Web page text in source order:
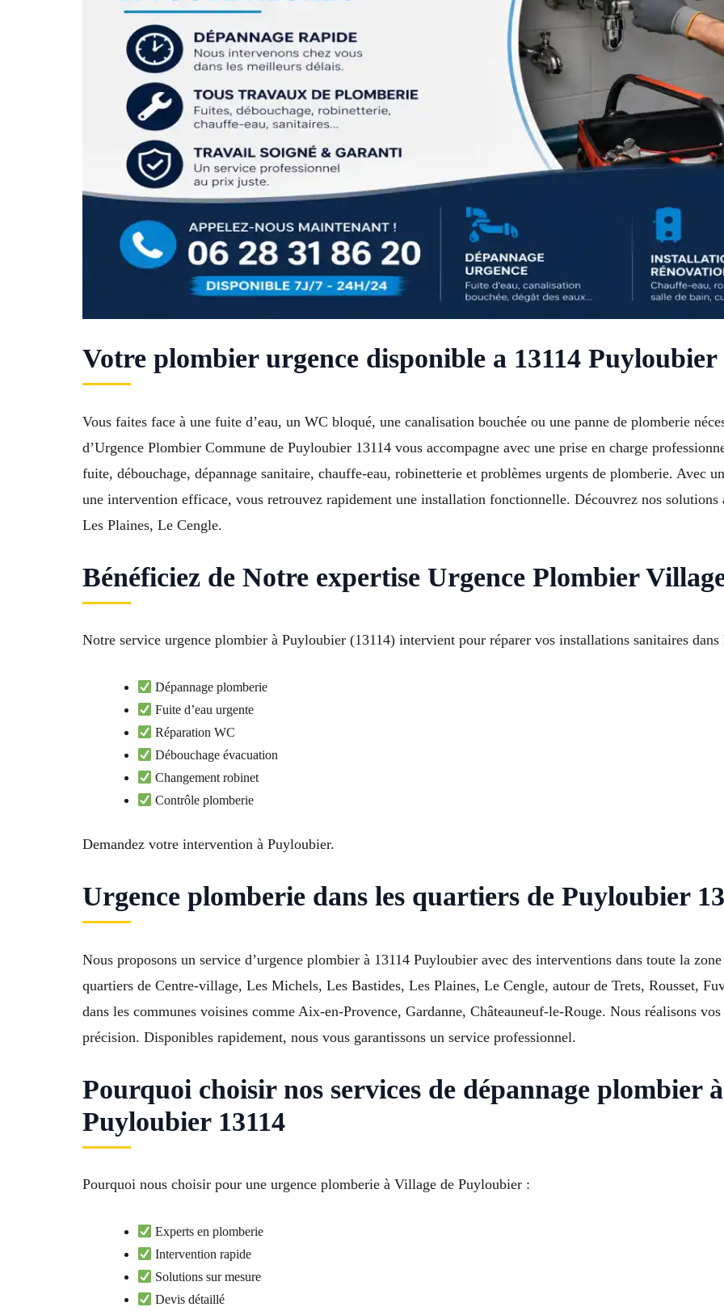
Votre plombier urgence disponible a 13114 Puyloubier
Vous faites face à une fuite d’eau, un WC bloqué, une canalisation bouchée ou une panne de plomberie
d’Urgence Plombier Commune de Puyloubier 13114 vous accompagne avec une prise en charge
fuite, débouchage, dépannage sanitaire, chauffe-eau, robinetterie et problèmes urgents de plomberie. Avec
une intervention efficace, vous retrouvez rapidement une installation fonctionnelle. Découvrez nos
Les Plaines, Le Cengle.
Bénéficiez de Notre expertise Urgence Plombier
Notre service urgence plombier à Puyloubier (13114) intervient pour réparer vos installations sanitaires
Dépannage plomberie
Fuite d’eau urgente
Réparation WC
Débouchage évacuation
Changement robinet
Contrôle plomberie
Demandez votre intervention à Puyloubier.
Urgence plomberie dans les quartiers de Puyloubier
Nous proposons un service d’urgence plombier à 13114 Puyloubier avec des interventions dans toute la
quartiers de Centre-village, Les Michels, Les Bastides, Les Plaines, Le Cengle, autour de Trets, Rousset,
dans les communes voisines comme Aix-en-Provence, Gardanne, Châteauneuf-le-Rouge. Nous réalisons
précision. Disponibles rapidement, nous vous garantissons un service professionnel.
Pourquoi choisir nos services de dépannage plombier
Puyloubier 13114
Pourquoi nous choisir pour une urgence plomberie à Village de Puyloubier :
Experts en plomberie
Intervention rapide
Solutions sur mesure
Devis détaillé